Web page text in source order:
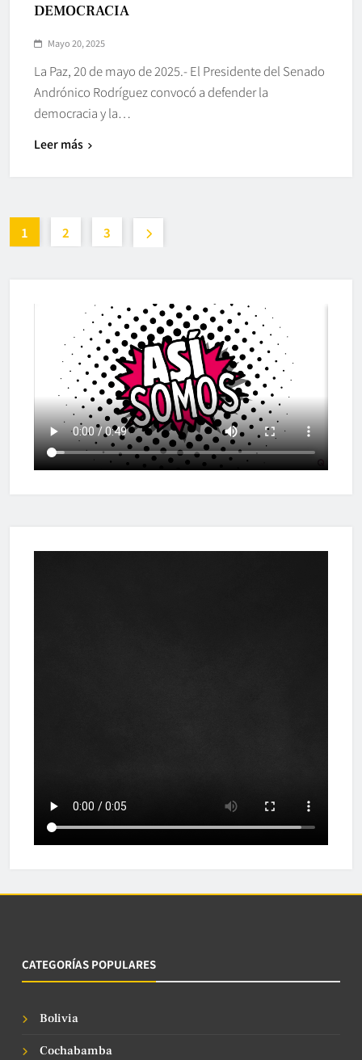
DEMOCRACIA
Mayo 20, 2025
La Paz, 20 de mayo de 2025.- El Presidente del Senado
Andrónico Rodríguez convocó a defender la
democracia y la…
Leer más
1 2 3
CATEGORÍAS POPULARES
Bolivia
Cochabamba